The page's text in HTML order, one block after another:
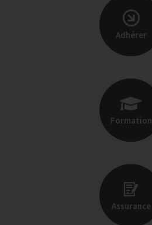
Adhérer
Formation
Assurance